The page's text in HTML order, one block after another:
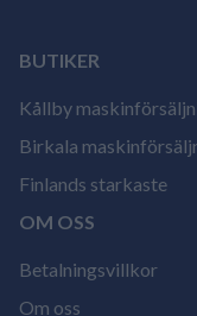
BUTIKER
Kållby
Birkala
Finlands starkaste
OM OSS
Betalningsvillkor
Om oss